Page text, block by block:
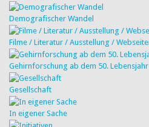
Demografischer Wandel
Filme / Literatur / Ausstellung /
Gehirnforschung ab dem 50. Lebensjahr
Gesellschaft
In eigener Sache